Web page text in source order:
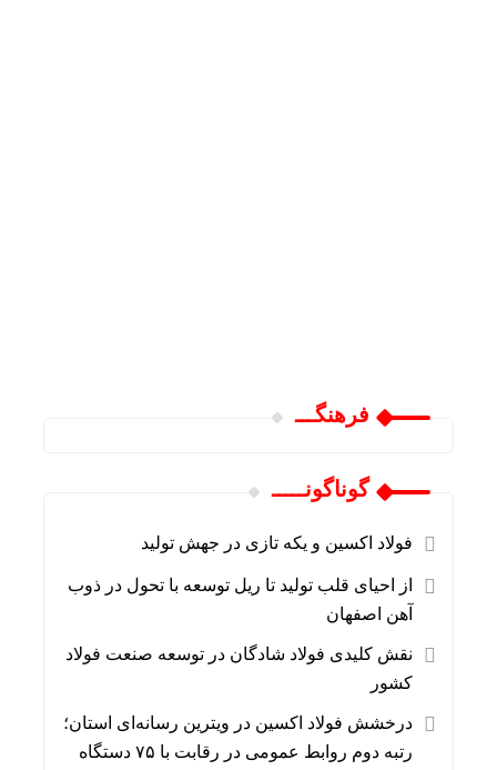
فرهنگـــ
گوناگونـــــ
فولاد اکسین و یکه تازی در جهش تولید
از احیای قلب تولید تا ریل توسعه با تحول در ذوب
آهن اصفهان
نقش کلیدی فولاد شادگان در توسعه صنعت فولاد
کشور
درخشش فولاد اکسین در ویترین رسانه‌ای استان؛
رتبه دوم روابط عمومی در رقابت با ۷۵ دستگاه